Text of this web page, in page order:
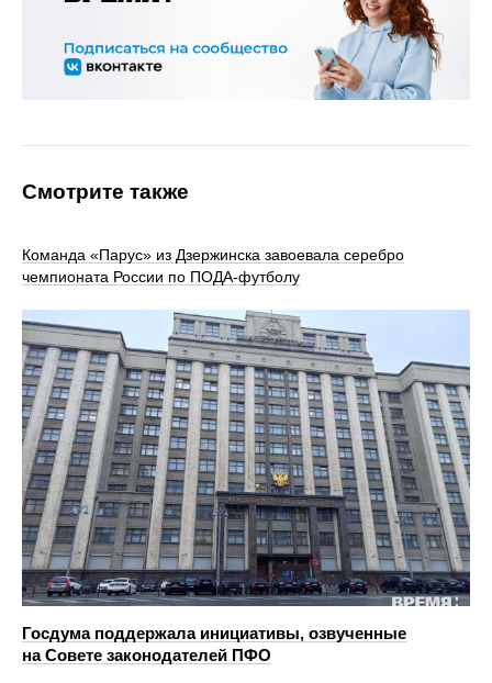
Смотрите также
Команда «Парус» из Дзержинска завоевала серебро
чемпионата России по ПОДА-футболу
Госдума поддержала инициативы, озвученные
на Совете законодателей ПФО